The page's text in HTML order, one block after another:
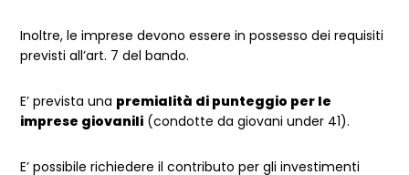
Inoltre, le imprese devono essere in possesso dei requisiti
previsti all’art. 7 del bando.
E’ prevista una premialità di punteggio per le
imprese giovanili (condotte da giovani under 41).
E’ possibile richiedere il contributo per gli investimenti